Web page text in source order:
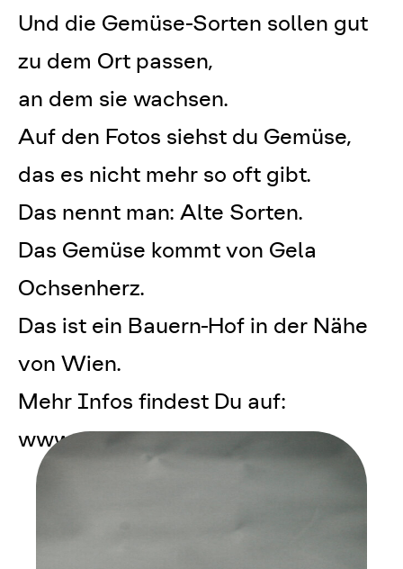
Und die Gemüse-Sorten sollen gut
zu dem Ort passen,
an dem sie wachsen.
Auf den Fotos siehst du Gemüse,
das es nicht mehr so oft gibt.
Das nennt man: Alte Sorten.
Das Gemüse kommt von Gela
Ochsenherz.
Das ist ein Bauern-Hof in der Nähe
von Wien.
Mehr Infos findest Du auf:
www.ochsenherz.at